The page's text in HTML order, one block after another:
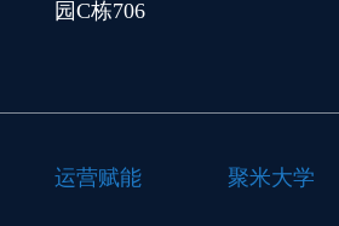
园C栋706
运营赋能 聚米大学